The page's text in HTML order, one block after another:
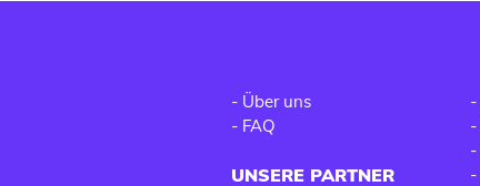
- Über uns
- FAQ
UNSERE PARTNER
-
-
-
-